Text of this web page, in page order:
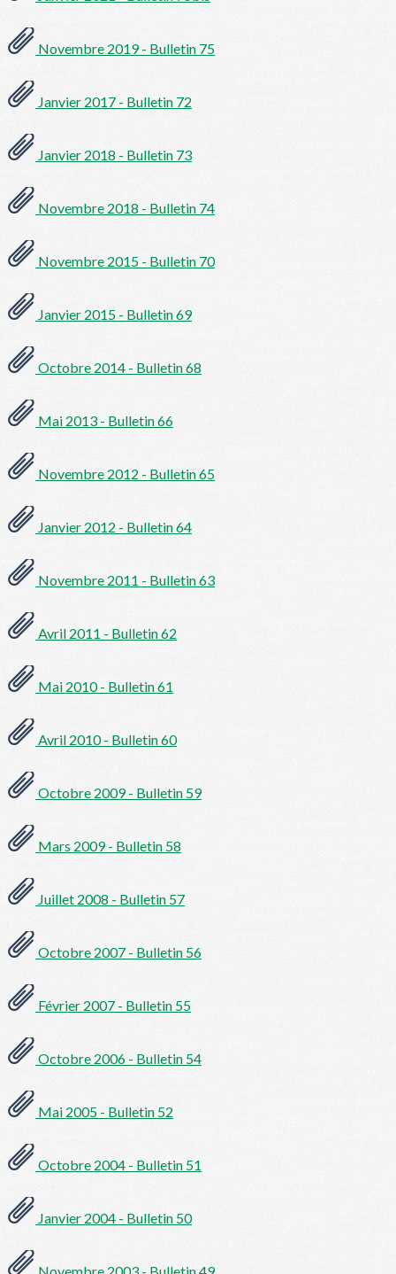
Novembre 2019 - Bulletin 75
Janvier 2017 - Bulletin 72
Janvier 2018 - Bulletin 73
Novembre 2018 - Bulletin 74
Novembre 2015 - Bulletin 70
Janvier 2015 - Bulletin 69
Octobre 2014 - Bulletin 68
Mai 2013 - Bulletin 66
Novembre 2012 - Bulletin 65
Janvier 2012 - Bulletin 64
Novembre 2011 - Bulletin 63
Avril 2011 - Bulletin 62
Mai 2010 - Bulletin 61
Avril 2010 - Bulletin 60
Octobre 2009 - Bulletin 59
Mars 2009 - Bulletin 58
Juillet 2008 - Bulletin 57
Octobre 2007 - Bulletin 56
Février 2007 - Bulletin 55
Octobre 2006 - Bulletin 54
Mai 2005 - Bulletin 52
Octobre 2004 - Bulletin 51
Janvier 2004 - Bulletin 50